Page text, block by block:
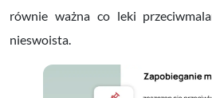
równie ważna co leki
nieswoista.